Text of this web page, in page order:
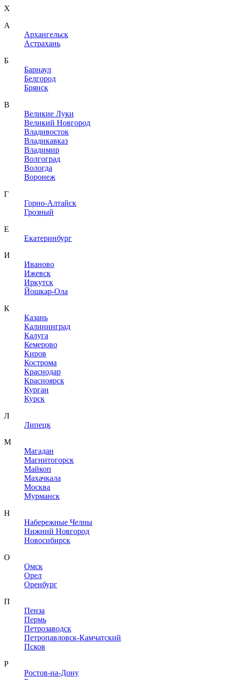
X
A
Архангельск
Астрахань
Б
Барнаул
Белгород
Брянск
В
Великие Луки
Великий Новгород
Владивосток
Владикавказ
Владимир
Волгоград
Вологда
Воронеж
Г
Горно-Алтайск
Грозный
Е
Екатеринбург
И
Иваново
Ижевск
Иркутск
Йошкар-Ола
К
Казань
Калининград
Калуга
Кемерово
Киров
Кострома
Краснодар
Красноярск
Курган
Курск
Л
Липецк
М
Магадан
Магнитогорск
Майкоп
Махачкала
Москва
Мурманск
Н
Набережные Челны
Нижний Новгород
Новосибирск
О
Омск
Орел
Оренбург
П
Пенза
Пермь
Петрозаводск
Петропавловск-Камчатский
Псков
Р
Ростов-на-Дону